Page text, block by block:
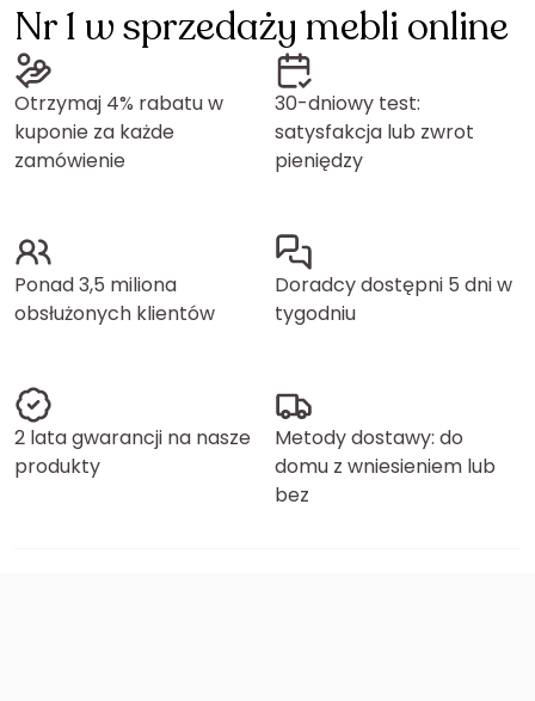
Nr 1 w sprzedaży mebli online
Otrzymaj 4% rabatu w
kuponie za każde
zamówienie
30-dniowy test:
satysfakcja lub zwrot
pieniędzy
Ponad 3,5 miliona
obsłużonych klientów
Doradcy dostępni 5 dni w
tygodniu
2 lata gwarancji na nasze
produkty
Metody dostawy: do
domu z wniesieniem lub
bez